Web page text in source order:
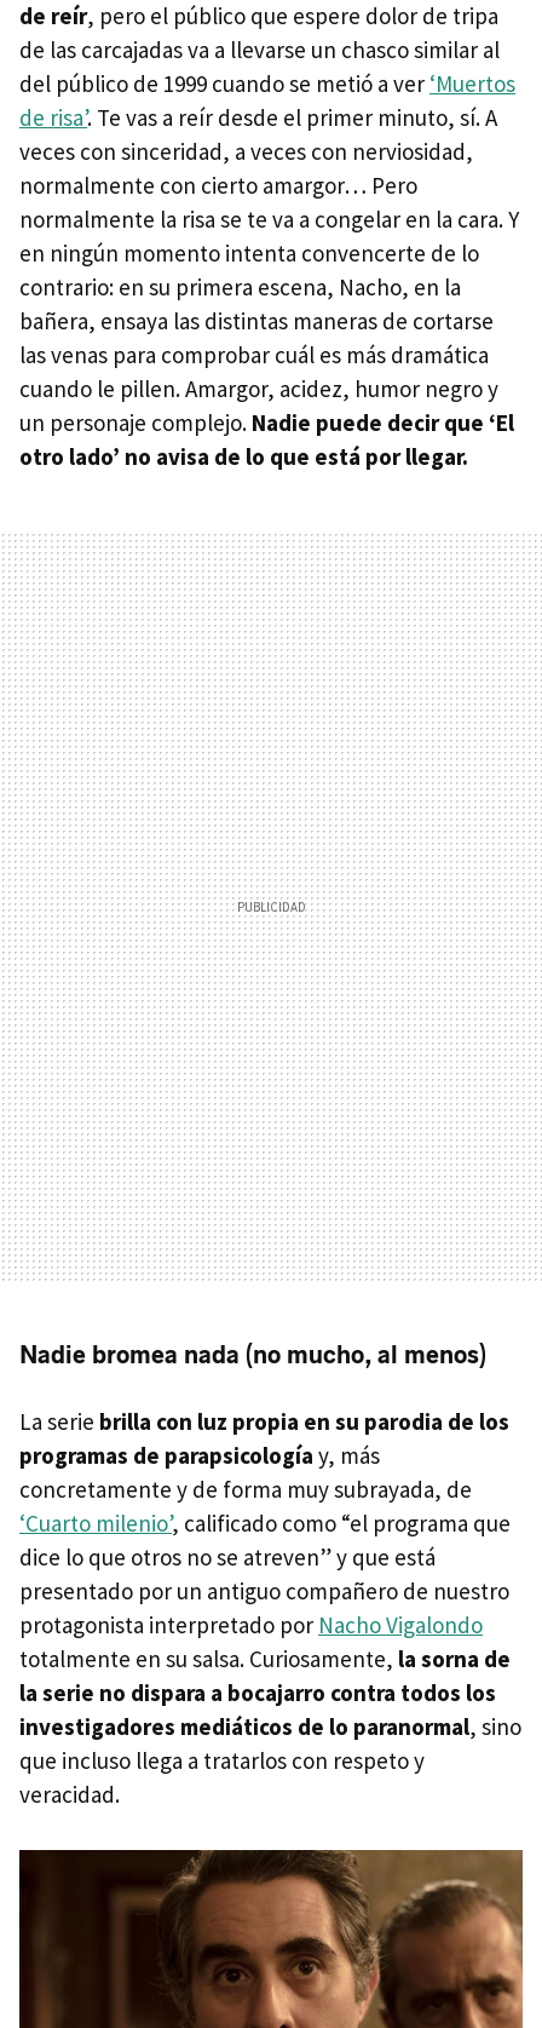
de reír, pero el público que espere dolor de tripa
de las carcajadas va a llevarse un chasco similar al
del público de 1999 cuando se metió a ver ‘Muertos
de risa’. Te vas a reír desde el primer minuto, sí. A
veces con sinceridad, a veces con nerviosidad,
normalmente con cierto amargor… Pero
normalmente la risa se te va a congelar en la cara. Y
en ningún momento intenta convencerte de lo
contrario: en su primera escena, Nacho, en la
bañera, ensaya las distintas maneras de cortarse
las venas para comprobar cuál es más dramática
cuando le pillen. Amargor, acidez, humor negro y
un personaje complejo. Nadie puede decir que ‘El
otro lado’ no avisa de lo que está por llegar.
Nadie bromea nada (no mucho, al menos)
La serie brilla con luz propia en su parodia de los
programas de parapsicología y, más
concretamente y de forma muy subrayada, de
‘Cuarto milenio’, calificado como “el programa que
dice lo que otros no se atreven” y que está
presentado por un antiguo compañero de nuestro
protagonista interpretado por Nacho Vigalondo
totalmente en su salsa. Curiosamente, la sorna de
la serie no dispara a bocajarro contra todos los
investigadores mediáticos de lo paranormal, sino
que incluso llega a tratarlos con respeto y
veracidad.